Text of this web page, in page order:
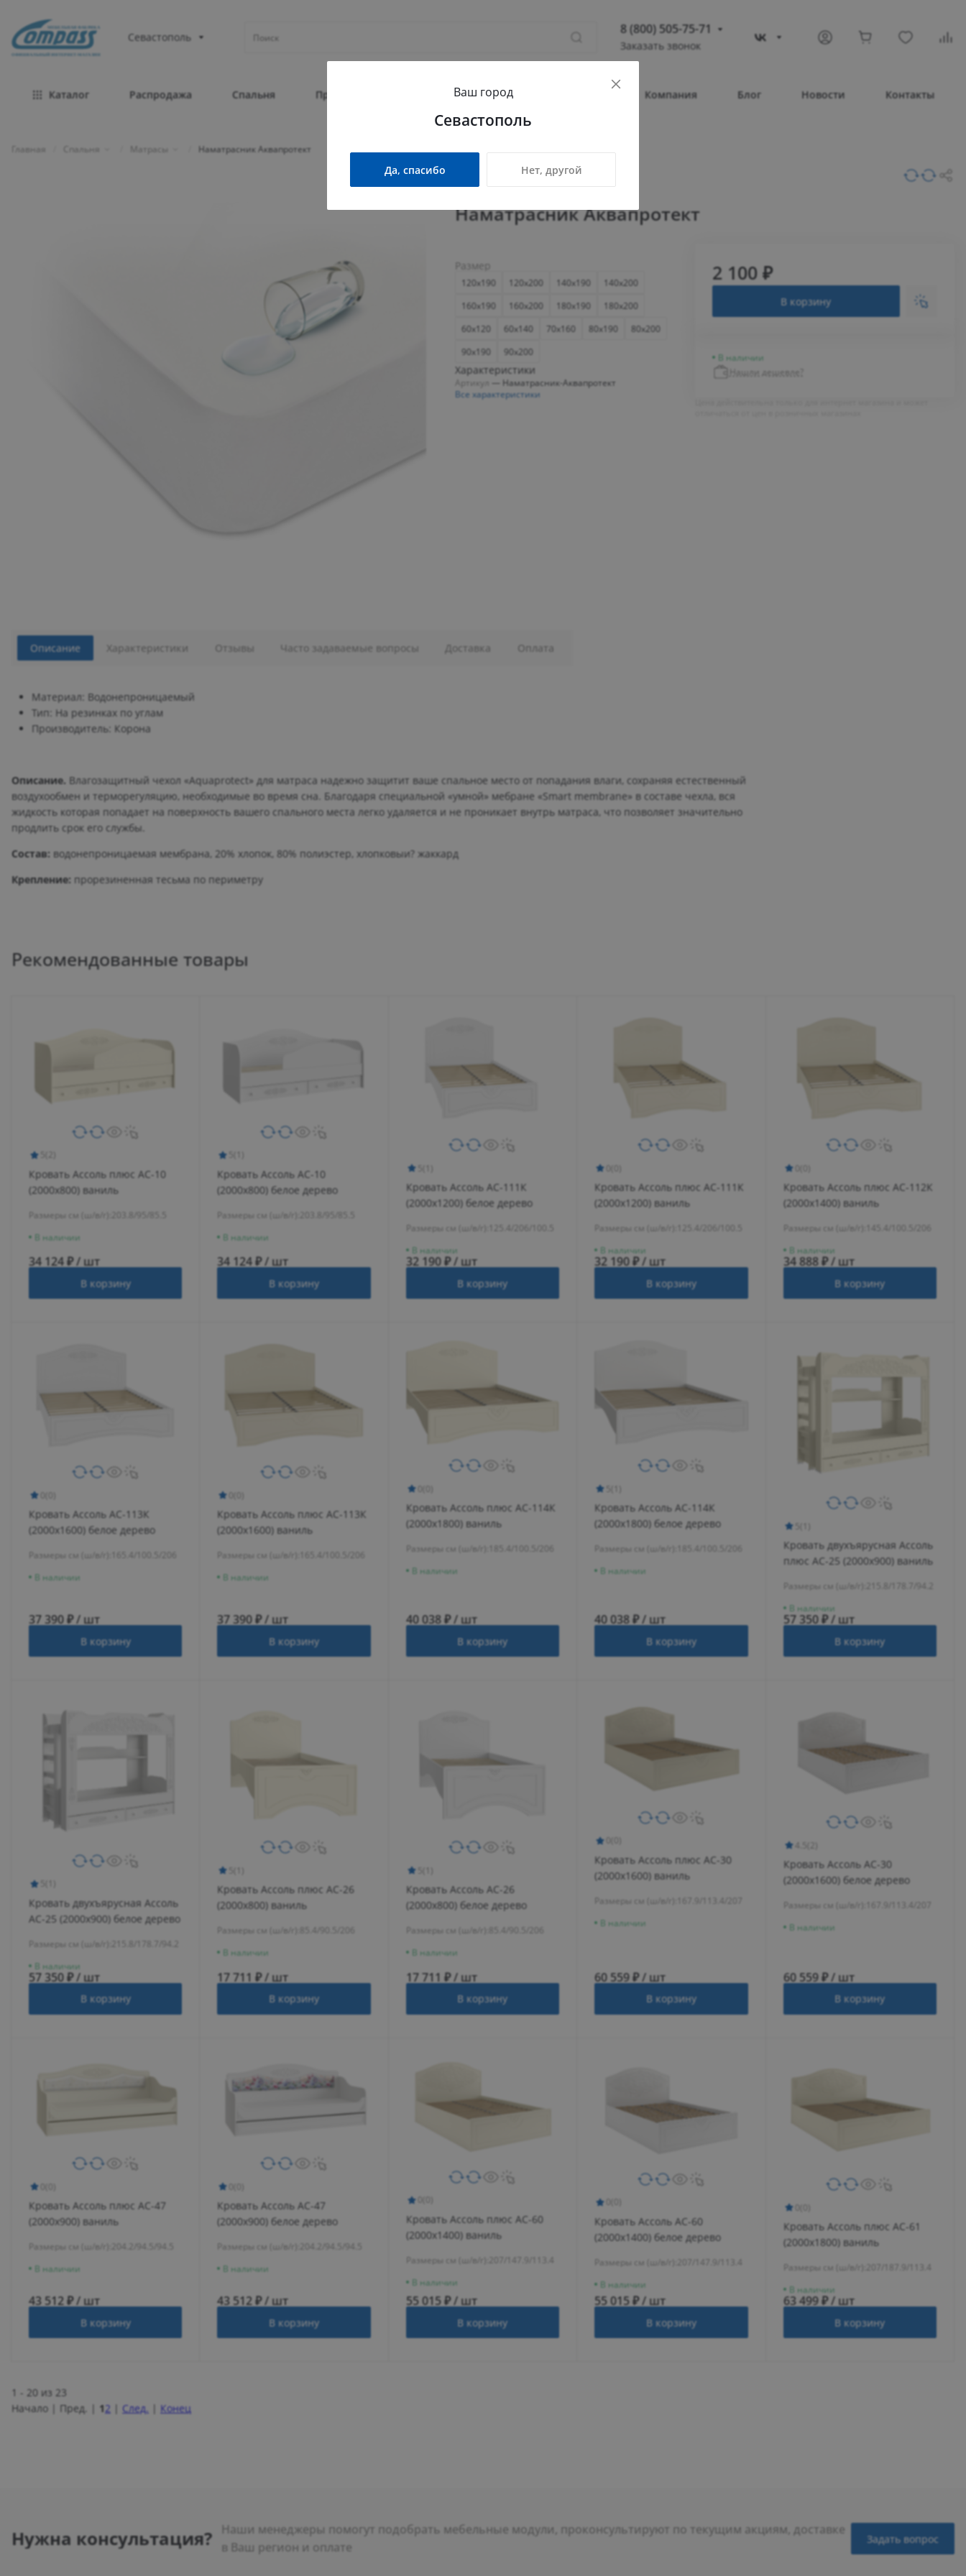
МЕБЕЛЬНАЯ ФАБРИКА
ОФИЦИАЛЬНЫЙ ИНТЕРНЕТ-МАГАЗИН
Севастополь
8 (800) 505-75-71
Севастополь
Заказать звонок
Каталог Распродажа Спальня Прихожая Гостиная Детская Компания Блог Новости Контакты
Главная Матрасы Наматрасник Аквапротект
Наматрасник Аквапротект
Размер
120x190 120x200 140x190
140x200
160x190
160x200 180x190
180x200
60x120
60x140 70x160 80x190
80x200
90x190
90x200
Характеристики
Артикул — Наматрасник-Аквапротект
Все характеристики
2 100 ₽
В корзину
В наличии
Нашли дешевле?
Описание
Материал: Водонепроницаемый
Тип: На резинках по углам
Производитель: Корона
Описание. Влагозащитный чехол «Aquaprotect» для матраса надежно защитит ваше спальное место от попадания влаги, сохраняя естественный
воздухообмен и терморегуляцию, необходимые во время сна. Благодаря специальной «умной» мебране «Smart membrane» в составе чехла, вся
жидкость которая попадает на поверхность вашего спального места легко удаляется и не проникает внутрь матраса, что позволяет значительно
продлить срок его службы.
Состав: водонепроницаемая мембрана, 20% хлопок, 80% полиэстер, хлопковыи? жаккард
Крепление: прорезиненная тесьма по периметру
Характеристики Отзывы Часто задаваемые вопросы Доставка Оплата
Рекомендованные товары
Кровать Ассоль плюс АС-10
(2000х800) ваниль
Размеры см (ш/в/г):
В наличии
34 124 ₽ / шт
В корзину
Кровать Ассоль АС-10
(2000х800) белое дерево
Размеры см (ш/в/г):
В наличии
34 124 ₽ / шт
В корзину
Кровать Ассоль АС-111К
(2000x1200) белое дерево
Размеры см (ш/в/г):
В наличии
32 190 ₽ / шт
В корзину
Кровать Ассоль плюс АС-111К
(2000х1200) ваниль
Размеры см (ш/в/г):
В наличии
32 190 ₽ / шт
В корзину
Кровать Ассоль плюс АС-112К
(2000х1400) ваниль
Размеры см (ш/в/г):
В наличии
34 888 ₽ / шт
В корзину
Кровать Ассоль АС-113К
(2000x1600) белое дерево
Размеры см (ш/в/г):
В наличии
37 390 ₽ / шт
В корзину
Кровать Ассоль плюс АС-113К
(2000х1600) ваниль
Размеры см (ш/в/г):
В наличии
37 390 ₽ / шт
В корзину
Кровать Ассоль плюс АС-114К
(2000x1800) ваниль
Размеры см (ш/в/г):
В наличии
40 038 ₽ / шт
В корзину
Кровать Ассоль АС-114К
(2000x1800) белое дерево
Размеры см (ш/в/г):
В наличии
40 038 ₽ / шт
В корзину
Кровать двухъярусная Ассоль
плюс АС-25 (2000х900) ваниль
Размеры см (ш/в/г):
В наличии
57 350 ₽ / шт
В корзину
Кровать двухъярусная Ассоль
АС-25 (2000х900) белое дерево
Размеры см (ш/в/г):
В наличии
57 350 ₽ / шт
В корзину
Кровать Ассоль плюс АС-26
(2000х800) ваниль
Размеры см (ш/в/г):
В наличии
17 711 ₽ / шт
В корзину
Кровать Ассоль АС-26
(2000х800) белое дерево
Размеры см (ш/в/г):
В наличии
17 711 ₽ / шт
В корзину
Кровать Ассоль плюс АС-30
(2000х1600) ваниль
Размеры см (ш/в/г):
В наличии
60 559 ₽ / шт
В корзину
4.5
Кровать Ассоль АС-30
(2000х1600) белое дерево
Размеры см (ш/в/г):
В наличии
60 559 ₽ / шт
В корзину
Кровать Ассоль плюс АС-47
(2000х900) ваниль
Размеры см (ш/в/г):
В наличии
43 512 ₽ / шт
В корзину
Кровать Ассоль АС-47
(2000х900) белое дерево
Размеры см (ш/в/г):
В наличии
43 512 ₽ / шт
В корзину
Кровать Ассоль плюс АС-60
(2000х1400) ваниль
Размеры см (ш/в/г):
В наличии
55 015 ₽ / шт
В корзину
Кровать Ассоль АС-60
(2000х1400) белое дерево
Размеры см (ш/в/г):
В наличии
55 015 ₽ / шт
В корзину
Кровать Ассоль плюс АС-61
(2000х1800) ваниль
Размеры см (ш/в/г):
В наличии
63 499 ₽ / шт
В корзину
1 - 20 из 23
Начало | Пред. | 12 След. Конец
Нужна консультация?
Наши менеджеры помогут подобрать мебельные модули, проконсультируют по текущим акциям, доставке
в Ваш регион и оплате
Задать вопрос
Ваш город
Севастополь
Да, спасибо Нет, другой